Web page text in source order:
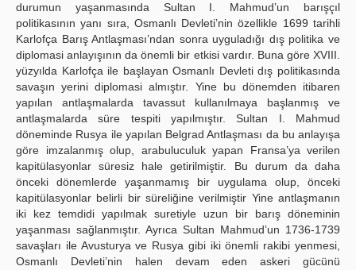
durumun yaşanmasında Sultan I. Mahmud’un barışçıl
politikasının yanı sıra, Osmanlı Devleti’nin özellikle 1699 tarihli
Karlofça Barış Antlaşması’ndan sonra uyguladığı dış politika ve
diplomasi anlayışının da önemli bir etkisi vardır. Buna göre XVIII.
yüzyılda Karlofça ile başlayan Osmanlı Devleti dış politikasında
savaşın yerini diplomasi almıştır. Yine bu dönemden itibaren
yapılan antlaşmalarda tavassut kullanılmaya başlanmış ve
antlaşmalarda süre tespiti yapılmıştır. Sultan I. Mahmud
döneminde Rusya ile yapılan Belgrad Antlaşması da bu anlayışa
göre imzalanmış olup, arabuluculuk yapan Fransa’ya verilen
kapitülasyonlar süresiz hale getirilmiştir. Bu durum da daha
önceki dönemlerde yaşanmamış bir uygulama olup, önceki
kapitülasyonlar belirli bir süreliğine verilmiştir Yine antlaşmanın
iki kez temdidi yapılmak suretiyle uzun bir barış döneminin
yaşanması sağlanmıştır. Ayrıca Sultan Mahmud’un 1736-1739
savaşları ile Avusturya ve Rusya gibi iki önemli rakibi yenmesi,
Osmanlı Devleti’nin halen devam eden askeri gücünü